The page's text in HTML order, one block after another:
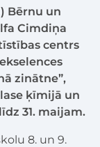
Bērnu un
Cimdiņa
centrs
zinātne”,
ķīmijā un
31. maijam.
8. un 9.